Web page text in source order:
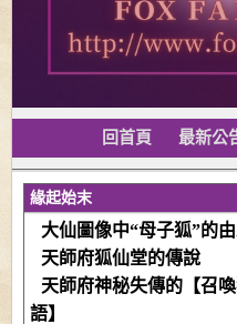
回首頁 最新公
緣起始末
大仙圖像中“母子狐”的
天師府狐仙堂的傳說
天師府神秘失傳的【召
語】